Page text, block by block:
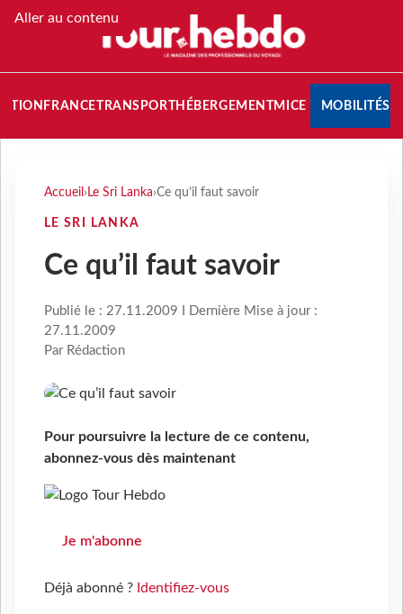
Aller au contenu
FRANCETRANSPORT HÉBERGEMENTMICE MOBILITÉS
Accueil › Le Sri Lanka›Ce qu’il faut savoir
LE SRI LANKA
Ce qu’il faut savoir
Publié le : 27.11.2009 I Dernière Mise à jour :
27.11.2009
Par Rédaction
Pour poursuivre la lecture de ce contenu,
abonnez-vous dès maintenant
Je m'abonne
Déjà abonné ? Identifiez-vous